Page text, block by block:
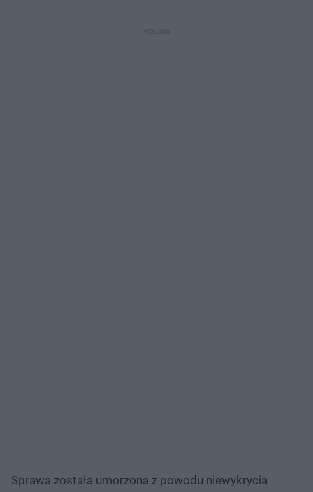
Sprawa została umorzona z powodu niewykrycia